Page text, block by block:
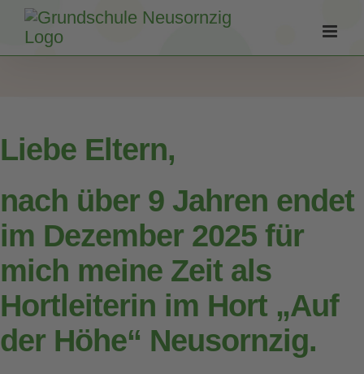
Zum
Inhalt
springen
Liebe Eltern,
nach über 9 Jahren endet
im Dezember 2025 für
mich meine Zeit als
Hortleiterin im Hort „Auf
der Höhe“ Neusornzig.